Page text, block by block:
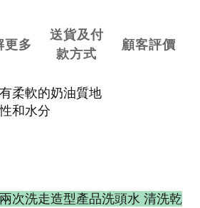
更多
送貨及付
款方式
顧客評價
柔軟的奶油質地
和水分
次洗走造型產品洗頭水 清洗乾